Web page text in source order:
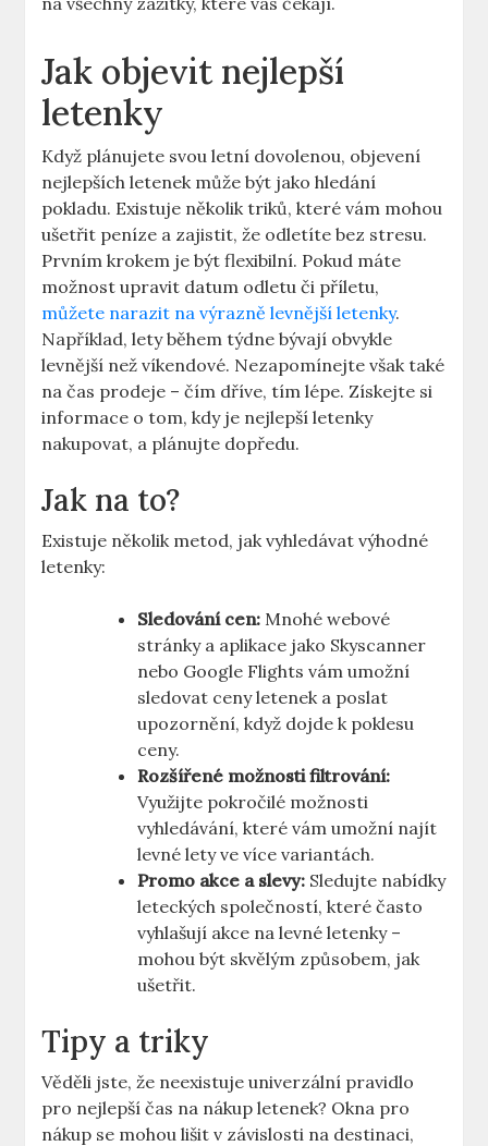
Jak objevit nejlepší
letenky
Když plánujete svou letní dovolenou, objevení
nejlepších letenek může být jako hledání
pokladu. Existuje několik triků, které vám mohou
ušetřit peníze a zajistit, že odletíte bez stresu.
Prvním krokem je být flexibilní. Pokud máte
možnost upravit datum odletu či příletu,
můžete narazit na výrazně levnější letenky.
Například, lety během týdne bývají obvykle
levnější než víkendové. Nezapomínejte však také
na čas prodeje – čím dříve, tím lépe. Získejte si
informace o tom, kdy je nejlepší letenky
nakupovat, a plánujte dopředu.
Jak na to?
Existuje několik metod, jak vyhledávat výhodné
letenky:
Sledování cen: Mnohé webové
stránky a aplikace jako Skyscanner
nebo Google Flights vám umožní
sledovat ceny letenek a poslat
upozornění, když dojde k poklesu
ceny.
Rozšířené možnosti filtrování:
Využijte pokročilé možnosti
vyhledávání, které vám umožní najít
levné lety ve více variantách.
Promo akce a slevy: Sledujte nabídky
leteckých společností, které často
vyhlašují akce na levné letenky –
mohou být skvělým způsobem, jak
ušetřit.
Tipy a triky
Věděli jste, že neexistuje univerzální pravidlo
pro nejlepší čas na nákup letenek? Okna pro
nákup se mohou lišit v závislosti na destinaci,